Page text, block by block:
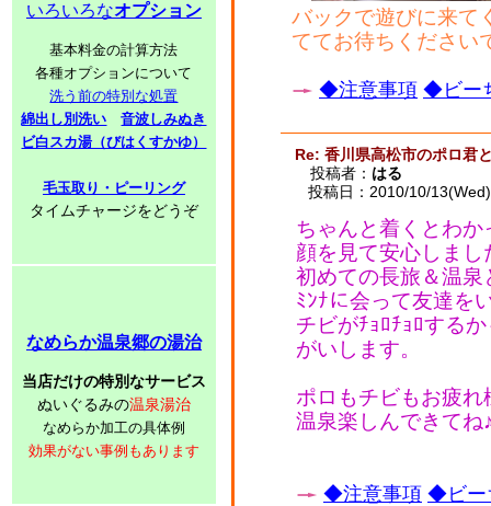
いろいろなオプション
基本料金の計算方法
各種オプションについて
洗う前の特別な処置
綿出し別洗い
音波しみぬき
ビ白スカ湯（びはくすかゆ）
毛玉取り・ピーリング
タイムチャージをどうぞ
なめらか温泉郷の湯治
当店だけの特別なサービス
ぬいぐるみの温泉湯治
なめらか加工の具体例
効果がない事例もあります
バックで遊びに来て
ててお待ちください
◆注意事項 ◆ビー
Re: 香川県高松市のポロ君
投稿者： はる
投稿日：2010/10/
ちゃんと着くとわ
顔を見て安心しまし
初めての長旅＆温
ﾐﾝﾅに会って友達を
チビがﾁｮﾛﾁｮﾛする
がいします。
ポロもチビもお疲れ
温泉楽しんできてね
◆注意事項 ◆ビー